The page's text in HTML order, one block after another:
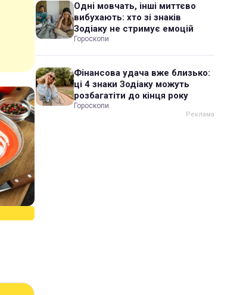
Одні мовчать, інші миттєво
вибухають: хто зі знаків
Зодіаку не стримує емоцій
Гороскопи
Фінансова удача вже близько:
ці 4 знаки Зодіаку можуть
розбагатіти до кінця року
Гороскопи